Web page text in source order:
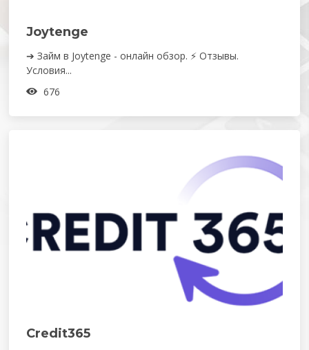
Joytenge
➔ Займ в Joytenge - онлайн обзор. ⚡ Отзывы.
Условия...
676
Credit365